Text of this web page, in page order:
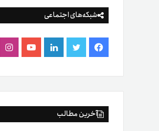
شبکه‌های اجتماعی
فیس
بوک
توییتر لینکدینیوتیوب
آخرین مطالب